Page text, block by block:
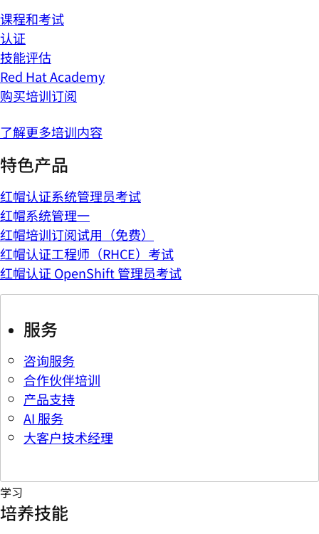
课程和考试
认证
技能评估
Red Hat Academy
购买培训订阅
了解更多培训内容
特色产品
红帽认证系统管理员考试
红帽系统管理一
红帽培训订阅试用（免费）
红帽认证工程师（RHCE）考试
红帽认证 OpenShift 管理员考试
服务
咨询服务
合作伙伴培训
产品支持
AI 服务
大客户技术经理
学习
培养技能